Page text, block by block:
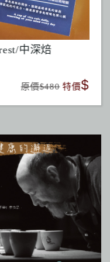
深焙
原價$480 特價$260